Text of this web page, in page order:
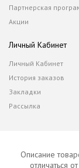
Партнерская
Акции
Личный Кабинет
Личный Кабинет
История заказов
Закладки
Рассылка
Описание
отличаться